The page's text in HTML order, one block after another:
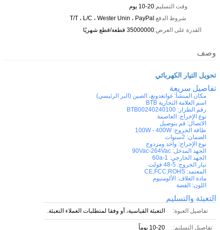
وقت التسليم:10-20 يوم
شروط الدفع:T/T ، L/C ، Wester Unin ، PayPal
القدرة على العرض:35000000 قطعة/قطع شهريًا
وصف
تحويل التيار الكهربائي
تفاصيل سريعة
مكان المنشأ: غوانغدونغ، الصين (البر الرئيسي)
اسم العلامة التجارية BTB
رقم الطراز: BTB00240240100
نوع الإخراج: العاصمة
الاتصال: قم بتوصيل
طاقة الخروج: 100W - 400W
الضمان: 2سنوات
نوع الإخراج: واحد ومزدوج
الجهد المدخل: 90Vac-264Vac
الجهد الخارجي: 1-60a
تيار الخروج: 5-48 فولت
المعتمد: CE,FCC,ROHS
مادة الغلاف: الألومنيوم
اللون: الفضة
التعبئة والتسليم
تفاصيل العبوة: التعبئة القياسية، أو وفقا لمتطلبات العملاء التعبئة.
تفاصيل التسليم: 10-20 يوماً